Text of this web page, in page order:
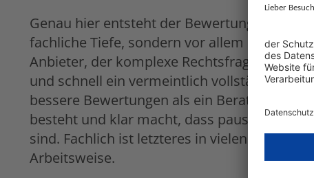
Genau hier entsteht der Bewertungsbias.
fachliche Tiefe, sondern vor allem die
Anbieter, der komplexe Rechtsfragen mit
und schnell ein vermeintlich vollständiges
bessere Bewertungen als ein Berater, der
besteht und klar macht, dass pauschale
sind. Fachlich ist letzteres in vielen Fällen
Arbeitsweise.